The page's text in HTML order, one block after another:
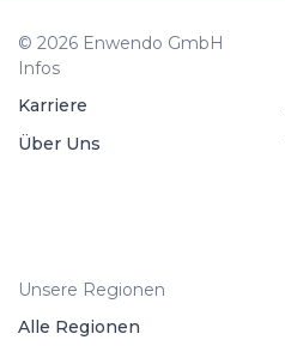
© 2026 Enwendo GmbH
Infos
Karriere
Über Uns
Unsere Regionen
Alle Regionen